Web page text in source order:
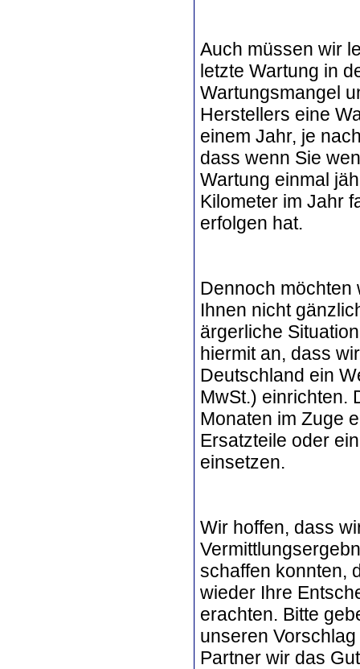
Auch müssen wir
letzte Wartung in
Wartungsmangel
Herstellers eine
einem Jahr, je
dass wenn Sie
Wartung einmal
Kilometer im Jahr
erfolgen hat.
Dennoch möchten
Ihnen nicht
ärgerliche
hiermit an, dass
Deutschland ein
MwSt.) einrichten.
Monaten im Zuge
Ersatzteile oder
einsetzen.
Wir hoffen, dass
schaffen konnten,
wieder Ihre
erachten. Bitte
unseren
Partner wir das